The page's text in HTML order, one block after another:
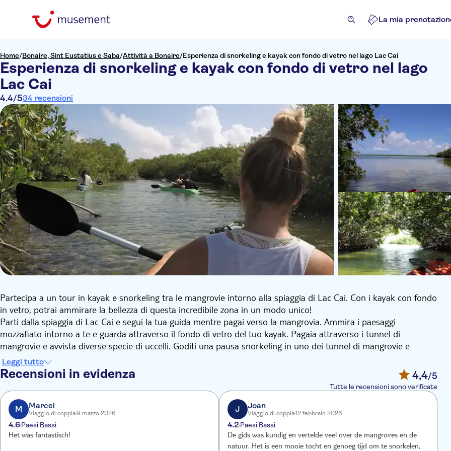
La mia
Home/Bonaire, Sint Eustatius e Saba/Attività a Bonaire/Esperienza di snorkeling e kayak con fondo di vetro nel lago Lac Cai
Esperienza di snorkeling e kayak con fondo di vetro nel lago
Lac Cai
4.4/534 recensioni
Partecipa a un tour in kayak e snorkeling tra le mangrovie intorno alla spiaggia di Lac Cai. Con i kayak con fondo
in vetro, potrai ammirare la bellezza di questa incredibile zona in un modo unico!
Parti dalla spiaggia di Lac Cai e segui la tua guida mentre pagai verso la mangrovia. Ammira i paesaggi
mozzafiato intorno a te e guarda attraverso il fondo di vetro del tuo kayak. Pagaia attraverso i tunnel di
mangrovie e avvista diverse specie di uccelli. Goditi una pausa snorkeling in uno dei tunnel di mangrovie e
osserva le innumerevoli specie di pesci, coralli e spugne.
Le mangrovie sono protette e fanno parte del trattato RAMSAR, in quanto luogo di nascita di diverse specie
animali. Di ritorno sulla spiaggia di Lac Cai, potrete gustare un punch alla frutta con uno spuntino. La vostra
guida vi mostrerà un posto dove avvistare le tartarughe, dove potrete fare snorkeling in autonomia.
Leggi tutto
Recensioni in evidenza 4,4/5
Tutte le recensioni sono verificate
M Marcel
Viaggio di coppia9 marzo 2026
4.6Paesi Bassi
Het was fantastisch!
J Joan
Viaggio di coppia12 febbraio 2026
4.2Paesi Bassi
De gids was kundig en vertelde veel over de mangroves en de
natuur. Het is een mooie tocht en genoeg tijd om te snorkelen,